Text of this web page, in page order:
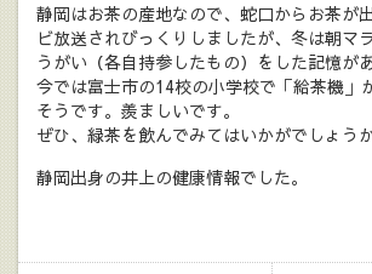
静岡はお茶の産地なので、蛇口からお茶が
ビ放送されびっくりしましたが、冬は朝マ
うがい（各自持参したもの）をした記憶が
今では富士市の14校の小学校で「給茶機」
そうです。羨ましいです。
ぜひ、緑茶を飲んでみてはいかがでしょう
静岡出身の井上の健康情報でした。